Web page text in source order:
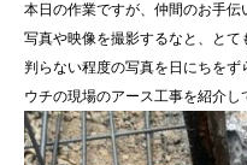
本日の作業ですが、仲間のお手伝
写真や映像を撮影するなと、とて
判らない程度の写真を日にちを
ウチの現場のアース工事を紹介し